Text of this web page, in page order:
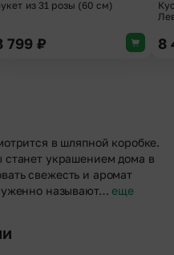
из 31 розы (60 см)
799 ₽ 8
в шляпной коробке.
станет украшением дома в
свежесть и аромат
называют… еще